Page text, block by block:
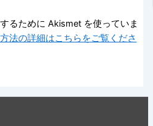
るために Akismet を使っていま
法の詳細はこちらをご覧くださ